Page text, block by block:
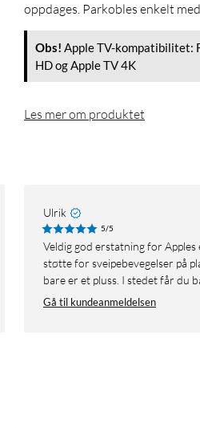
oppdages. Parkobles enkelt
Obs! Apple TV-kompatibilitet:
HD og Apple TV 4K
Les mer om produktet
Ulrik
5/5
Veldig god erstatning for Apples egen fjernkontroll. Mangler
støtte for sveipebevegelser på
bare er et pluss. I stedet får du
Gå til kundeanmeldelsen